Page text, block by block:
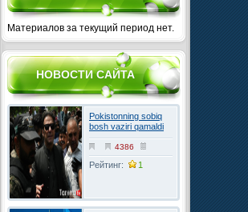
Материалов за текущий период нет.
НОВОСТИ САЙТА
Pokistonning sobiq
bosh vaziri qamaldi
4386
Рейтинг: 1